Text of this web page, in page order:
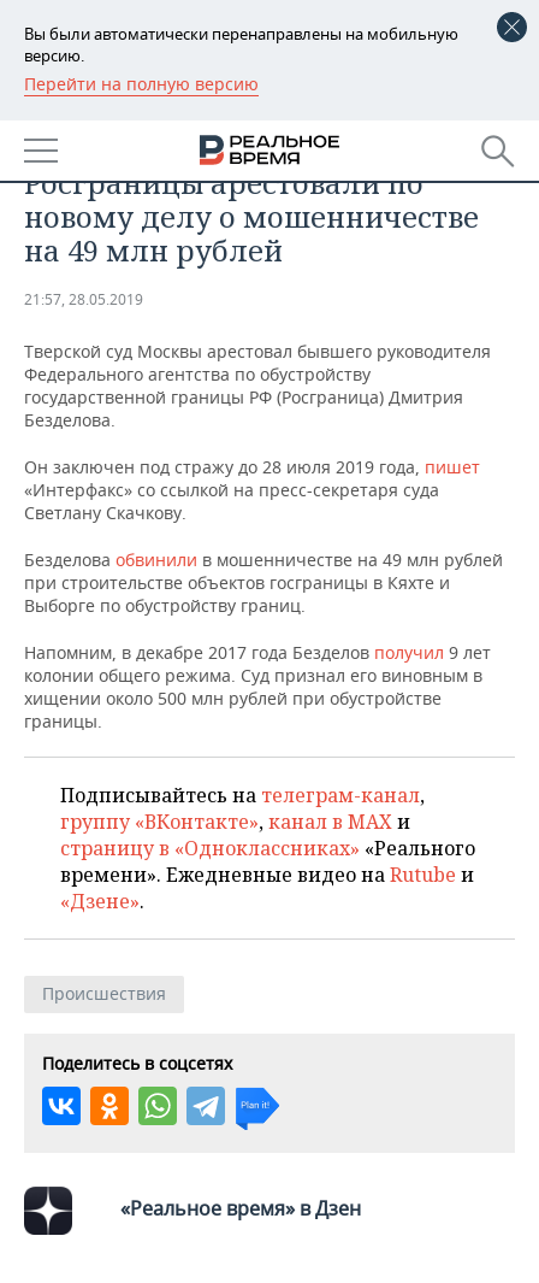
Вы были автоматически перенаправлены на мобильную
версию.
Перейти на полную версию
РЕГИОНЫ
БАШКОРТОСТАН
ТАТАРСТАН
УДМУРТИЯ
НОВОСТИ
АНАЛИТИКА
НОВОСТИ АНАЛИТИКИ
ДЕКЛАРАЦИИ О ДОХОДАХ
КОРОЛИ ГОСЗАКАЗА ПФО
ВУЗЫ ТАТАРСТАНА
КОМУ ПРИНАДЛЕЖАТ
ТОРГОВЫЕ ЦЕНТРЫ
ТАТАРСТАНА
ЭКОНОМИКА
НОВОСТИ ЭКОНОМИКИ
ФИНАНСЫ
БАНКИ
БЮДЖЕТ
ИНВЕСТИЦИИ
ПРОМЫШЛЕННОСТЬ
НОВОСТИ
ПРОМЫШЛЕННОСТИ
АГРОПРОМ
МАШИНОСТРОЕНИЕ
НЕФТЕХИМИЯ
НЕФТЬ
ОПК
ЭНЕРГЕТИКА
НЕДВИЖИМОСТЬ
НОВОСТИ НЕДВИЖИМОСТИ
АВТО
НОВОСТИ АВТО
БИЗНЕС
НОВОСТИ БИЗНЕСА
РОЗНИЧНАЯ ТОРГОВЛЯ
УСЛУГИ
ТЕХНОЛОГИИ
НОВОСТИ ТЕХНОЛОГИЙ
МЕДИА
ТЕЛЕКОММУНИКАЦИИ
МЕРОПРИЯТИЯ
НОВОСТИ МЕРОПРИЯТИЙ
ВЫЕЗДНАЯ РЕДАКЦИЯ
БИЗНЕС-БРАНЧИ
ONLINE-КОНФЕРЕНЦИИ
ОТКРЫТАЯ ЛЕКЦИЯ
СПОРТ
НОВОСТИ СПОРТА
ФУТБОЛ
ХОККЕЙ
БАСКЕТБОЛ
ВОЛЕЙБОЛ
ВОДНЫЕ ВИДЫ СПОРТА
ОБЩЕСТВО
НОВОСТИ ОБЩЕСТВА
ВЛАСТЬ
ИНФРАСТРУКТУРА
ИСТОРИЯ
ОБРАЗОВАНИЕ
ФОТОГАЛЕРЕЯ
СЮЖЕТЫ
СПРАВОЧНИК
СПИСОК ПЕРСОН
ПОЛНАЯ ВЕРСИЯ
Осужденного экс-главу
Росграницы арестовали по
новому делу о мошенничестве
на 49 млн рублей
21:57, 28.05.2019
Тверской суд Москвы арестовал бывшего руководителя
Федерального агентства по обустройству
государственной границы РФ (Росграница) Дмитрия
Безделова.
Он заключен под стражу до 28 июля 2019 года, пишет
«Интерфакс» со ссылкой на пресс-секретаря суда
Светлану Скачкову.
Безделова обвинили в мошенничестве на 49 млн рублей
при строительстве объектов госграницы в Кяхте и
Выборге по обустройству границ.
Напомним, в декабре 2017 года Безделов получил 9 лет
колонии общего режима. Суд признал его виновным в
хищении около 500 млн рублей при обустройстве
границы.
Подписывайтесь на телеграм-канал,
группу «ВКонтакте»,канал в MAXи
страницу в «Одноклассниках» «Реального
времени». Ежедневные видео наRutube и
«Дзене».
Происшествия
Поделитесь в соцсетях
«Реальное время» в Дзен